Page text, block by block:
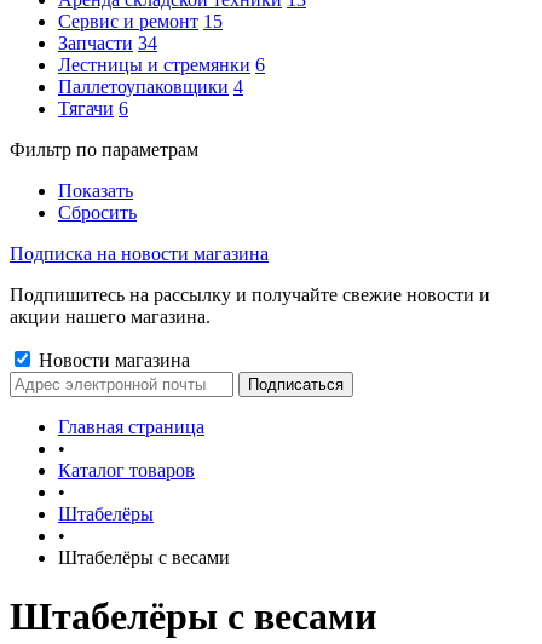
Сервис и ремонт 15
Запчасти 34
Лестницы и стремянки 6
Паллетоупаковщики 4
Тягачи 6
Фильтр по параметрам
Показать
Сбросить
Подписка на новости магазина
Подпишитесь на рассылку и получайте свежие новости и
акции нашего магазина.
Новости магазина
Главная страница
•
Каталог товаров
•
Штабелёры
•
Штабелёры с весами
Штабелёры с весами